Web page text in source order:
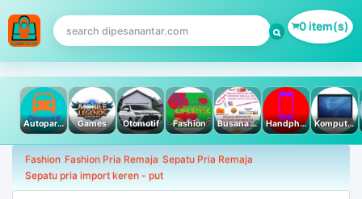
0 item(s)
Autoparts Games Otomotif Fashion Busana Muslim Handphone & Tablet Komputer PC & Laptop
Fashion Fashion Pria Remaja Sepatu Pria Remaja
Sepatu pria import keren - put